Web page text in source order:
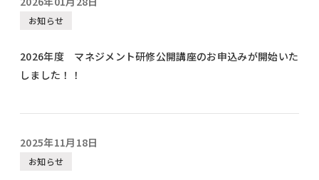
お知らせ
2026年度 マネジメント研修公開講座のお申込みが開始いた
しました！！
2025年11月18日
お知らせ